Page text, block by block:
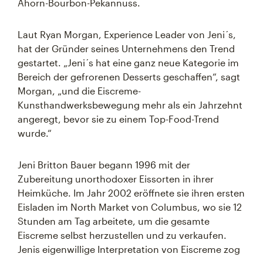
Ahorn-Bourbon-Pekannuss.
Laut Ryan Morgan, Experience Leader von Jeni´s,
hat der Gründer seines Unternehmens den Trend
gestartet. „Jeni´s hat eine ganz neue Kategorie im
Bereich der gefrorenen Desserts geschaffen“, sagt
Morgan, „und die Eiscreme-
Kunsthandwerksbewegung mehr als ein Jahrzehnt
angeregt, bevor sie zu einem Top-Food-Trend
wurde.“
Jeni Britton Bauer begann 1996 mit der
Zubereitung unorthodoxer Eissorten in ihrer
Heimküche. Im Jahr 2002 eröffnete sie ihren ersten
Eisladen im North Market von Columbus, wo sie 12
Stunden am Tag arbeitete, um die gesamte
Eiscreme selbst herzustellen und zu verkaufen.
Jenis eigenwillige Interpretation von Eiscreme zog